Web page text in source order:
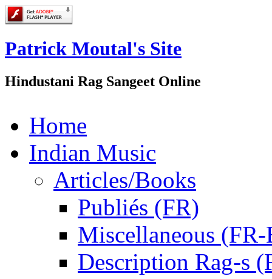
Patrick Moutal's Site
Hindustani Rag Sangeet Online
Home
Indian Music
Articles/Books
Publiés (FR)
Miscellaneous
Description Rag-s